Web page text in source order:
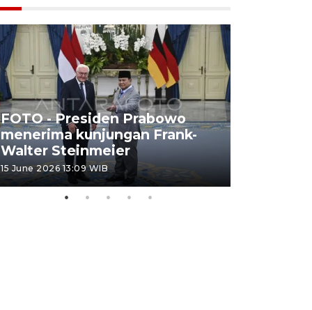
FOTO - Presiden Prabowo
menerima kunjungan Frank-
Walter Steinmeier
15 June 2026 13:09 WIB